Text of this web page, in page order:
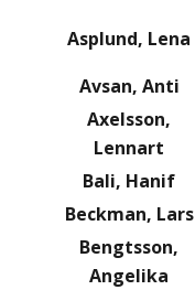
Asplund, Lena
Avsan, Anti
Axelsson,
Lennart
Bali, Hanif
Beckman, Lars
Bengtsson,
Angelika